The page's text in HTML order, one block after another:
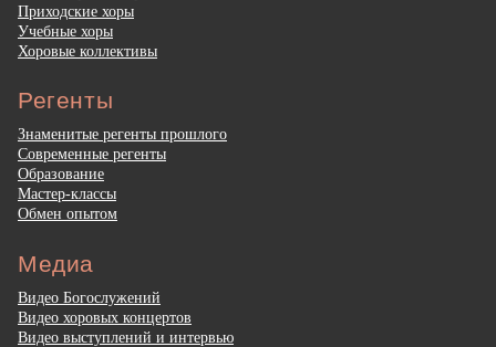
Приходские хоры
Учебные хоры
Хоровые коллективы
Регенты
Знаменитые регенты прошлого
Современные регенты
Образование
Мастер-классы
Обмен опытом
Медиа
Видео Богослужений
Видео хоровых концертов
Видео выступлений и интервью